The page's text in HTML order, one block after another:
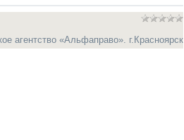
агентство «Альфаправо». г.Красноярск